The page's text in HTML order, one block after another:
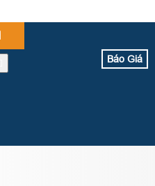
Báo Giá